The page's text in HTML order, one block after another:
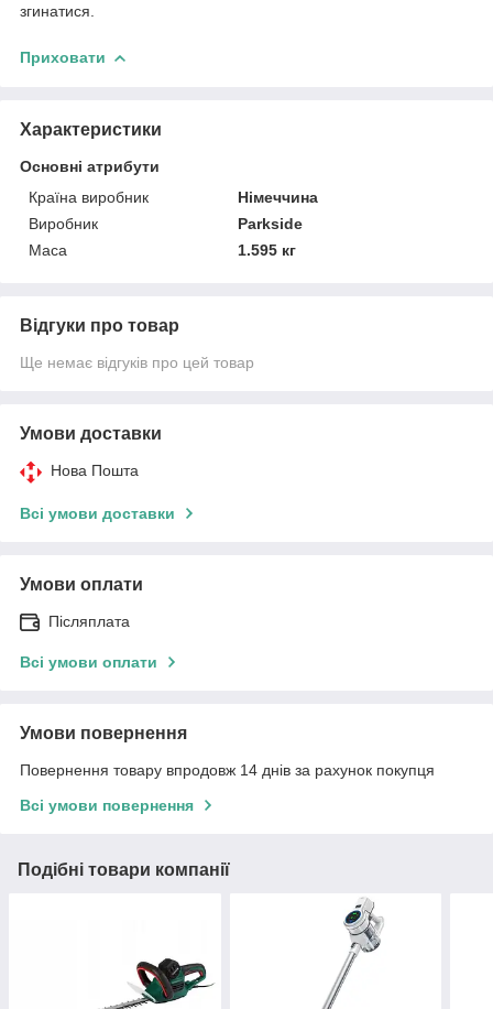
згинатися.
Приховати
Характеристики
Основні атрибути
Країна виробник
Німеччина
Виробник
Parkside
Маса
1.595 кг
Відгуки про товар
Ще немає відгуків про цей товар
Умови доставки
Нова Пошта
Всі умови доставки
Умови оплати
Післяплата
Всі умови оплати
Умови повернення
Повернення товару впродовж 14 днів за рахунок покупця
Всі умови повернення
Подібні товари компанії